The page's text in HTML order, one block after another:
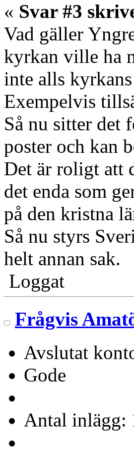
« Svar #3
Vad gäller
kyrkan ville ha
inte alls
Exempelvis
Så nu sitter det
poster och kan
Det är roligt att
det enda som
på den kristna
Så nu styrs
helt annan sak.
Loggat
Frågvis
Avslutat
Gode
Antal inlägg: